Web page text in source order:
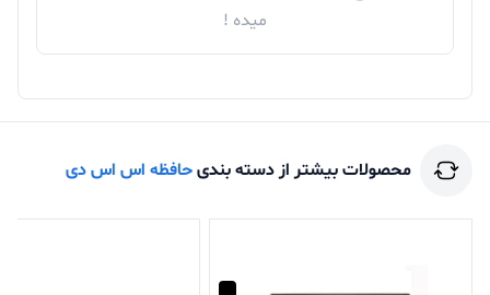
میده !
محصولات بیشتر از دسته بندیحافظه اس اس دی